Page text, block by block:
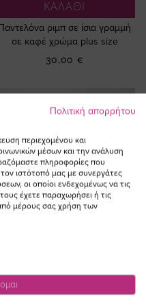
ΚΑΛΑΘΙ
ριμπ σε ίσια γραμμή
σε καφέ χρώμα plus size
30,00 €
Πολιτική απορρήτου
περιεχομένου και
μέσων και την ανάλυση
πληροφορίες που
ιστότοπό μας με συνεργάτες
οι οποίοι ενδεχομένως να τις
έχετε παραχωρήσει ή τις
μέρους σας χρήση των